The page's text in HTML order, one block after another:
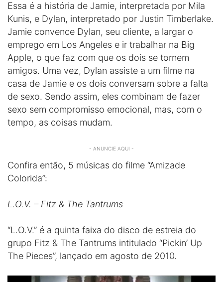
Essa é a história de Jamie, interpretada por Mila
Kunis, e Dylan, interpretado por Justin Timberlake.
Jamie convence Dylan, seu cliente, a largar o
emprego em Los Angeles e ir trabalhar na Big
Apple, o que faz com que os dois se tornem
amigos. Uma vez, Dylan assiste a um filme na
casa de Jamie e os dois conversam sobre a falta
de sexo. Sendo assim, eles combinam de fazer
sexo sem compromisso emocional, mas, com o
tempo, as coisas mudam.
- ANUNCIE AQUI -
Confira então, 5 músicas do filme “Amizade
Colorida”:
L.O.V. – Fitz & The Tantrums
“L.O.V.” é a quinta faixa do disco de estreia do
grupo Fitz & The Tantrums intitulado “Pickin’ Up
The Pieces”, lançado em agosto de 2010.